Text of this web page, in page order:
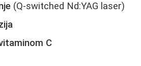
(Q-switched Nd:YAG laser)
C